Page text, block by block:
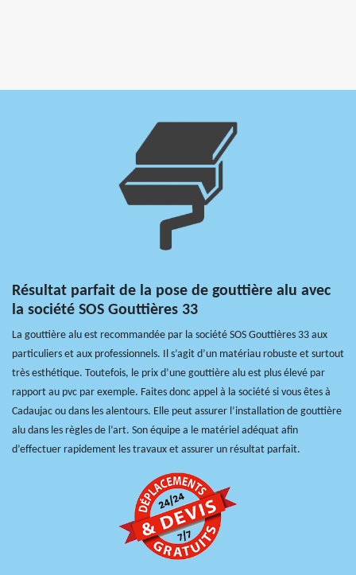
Résultat parfait de la pose de gouttière alu avec
la société SOS Gouttières 33
La gouttière alu est recommandée par la société SOS Gouttières 33 aux
particuliers et aux professionnels. Il s’agit d’un matériau robuste et surtout
très esthétique. Toutefois, le prix d’une gouttière alu est plus élevé par
rapport au pvc par exemple. Faites donc appel à la société si vous êtes à
Cadaujac ou dans les alentours. Elle peut assurer l’installation de gouttière
alu dans les règles de l’art. Son équipe a le matériel adéquat afin
d’effectuer rapidement les travaux et assurer un résultat parfait.